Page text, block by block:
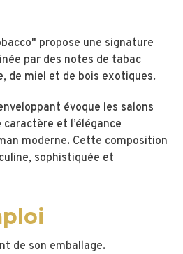
propose une signature
par des notes de tabac
de miel et de bois exotiques.
évoque les salons
et l’élégance
moderne. Cette composition
sophistiquée et
de son emballage.